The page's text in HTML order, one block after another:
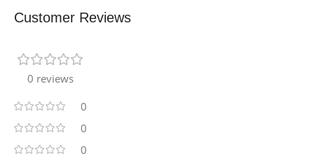
Customer Reviews
0 reviews
0
0
0